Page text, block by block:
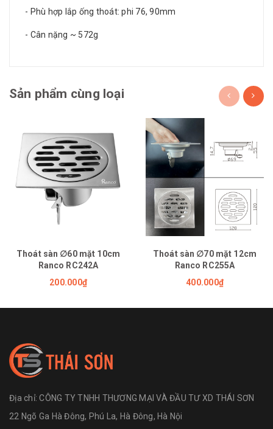
- Phù hợp lắp ống thoát: phi 76, 90mm
- Cân nặng ~ 572g
Sản phẩm cùng loại
Thoát sàn ∅60 mặt 10cm
Ranco RC242A
200.000₫
Thoát sàn ∅70 mặt 12cm
Ranco RC255A
400.000₫
Địa chỉ:CÔNG TY TNHH THƯƠNG MẠI VÀ ĐẦU TƯ XD THÁI SƠN
22 Ngõ Ga Hà Đông, Phú La, Hà Đông, Hà Nội